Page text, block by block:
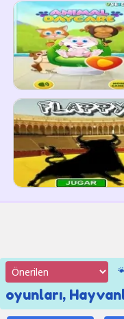
oyunları,